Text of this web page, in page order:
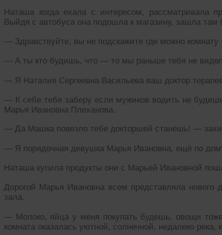
Наташа когда ехала с интересом, рассматривала
Выйдя с автобуса она подошла к магазину, зашла
— Здравствуйте, вы не подскажите где можно
— А ты кто будишь, что — то мы раньше тебя не
— Я Наталия Сергеевна Васильева ваш доктор
— К себе тебя заберу если мужиков водить не
Марья Ивановна Плеханова.
— Да Машка повезло тебе докторшей станешь! —
— Я порядочная девушка Марья Ивановна, ещё по
Наташа купила продукты они с Марьей Ивановной
Дорогой Марья Ивановна всем представляла нового
зала.
— Молоко, яйца у меня покупать будешь, овощи
комната оказалась уютной, солнечной, недалеко